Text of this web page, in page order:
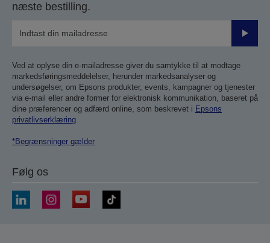
næste bestilling.
Send
Ved at oplyse din e-mailadresse giver du samtykke til at modtage
markedsføringsmeddelelser, herunder markedsanalyser og
undersøgelser, om Epsons produkter, events, kampagner og tjenester
via e-mail eller andre former for elektronisk kommunikation, baseret på
dine præferencer og adfærd online, som beskrevet i Epsons
privatlivserklæring.
*Begrænsninger gælder
Følg os